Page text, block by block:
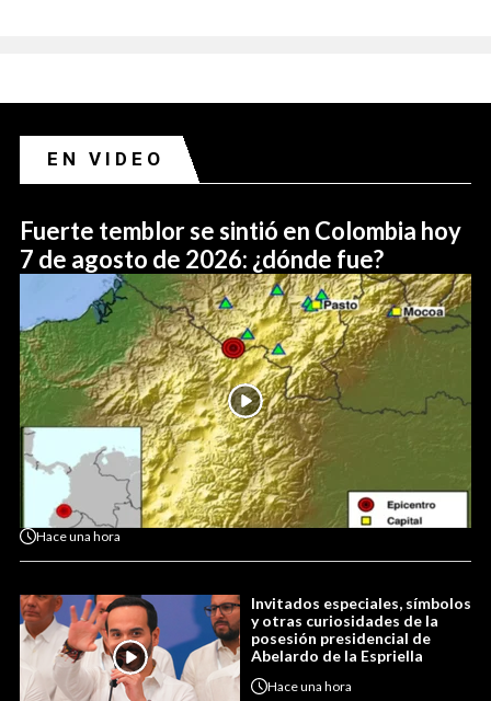
EN VIDEO
Fuerte temblor se sintió en Colombia hoy
7 de agosto de 2026: ¿dónde fue?
Haceuna hora
Invitados especiales, símbolos
y otras curiosidades de la
posesión presidencial de
Abelardo de la Espriella
Haceuna hora